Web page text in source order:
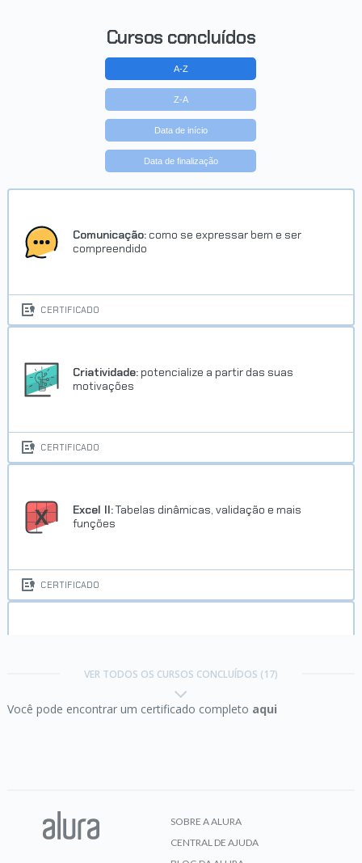
Cursos concluídos
A-Z
Z-A
Data de início
Data de finalização
Comunicação: como se expressar bem e ser
compreendido
CERTIFICADO
Criatividade: potencialize a partir das suas
motivações
CERTIFICADO
Excel II:Tabelas dinâmicas, validação e mais
funções
CERTIFICADO
VER TODOS OS CURSOS CONCLUÍDOS (17)
Você pode encontrar um certificado completo aqui
SOBRE A ALURA
CENTRAL DE AJUDA